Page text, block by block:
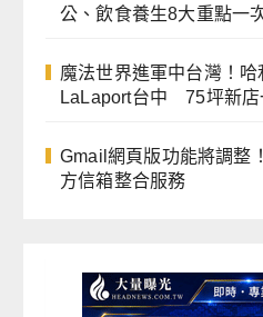
公、飲食養生8大重點一
魔法世界進軍中台灣！
LaLaport台中 75坪新店
Gmail網頁版功能將調整
方信箱整合服務